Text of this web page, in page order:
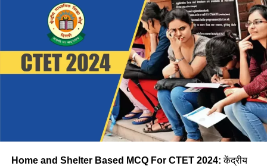
डाउनलोड करें आंसर-की
Step:1 CBSE CTET उत्तर कुंजी डाउनलोड करने के लिए, सबसे पहले
आपको आधिकारिक वेबसाइट ctet.nic.in पर जाना होगा
Step:2 अब वेबसाइट पर दिखाई दे रहेCTET Answer Key 2024
Step:3 अब आपको एप्लीकेशन नंबर और जन्म की तारीख दर्ज करके
लॉगिन करना होगा इसके बाद Asnswer Key स्क्रीन पर प्रदर्शित हो
जाएगी।
Home and Shelter Based MCQ For CTET 2024: केंद्रीय